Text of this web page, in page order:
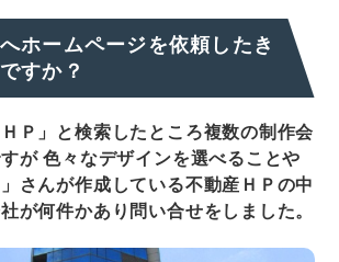
ホームページを依頼したき
すか？
Ｐ」と検索したところ複数の制作会
が 色々なデザインを選べることや
」さんが作成している不動産ＨＰの中
が何件かあり問い合せをしました。